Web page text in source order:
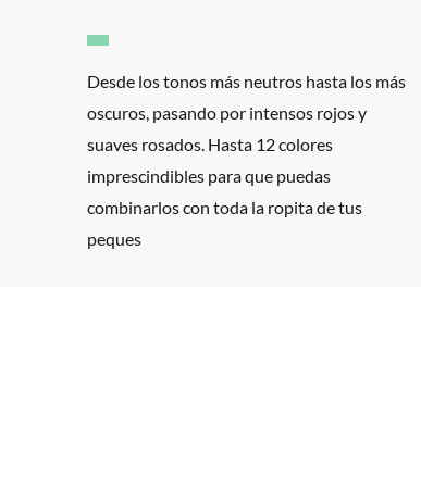
Desde los tonos más neutros hasta los más
oscuros, pasando por intensos rojos y
suaves rosados. Hasta 12 colores
imprescindibles para que puedas
combinarlos con toda la ropita de tus
peques